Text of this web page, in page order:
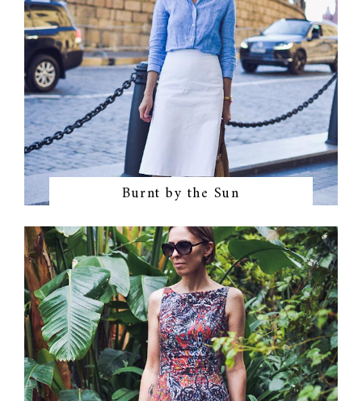
Burnt by the Sun